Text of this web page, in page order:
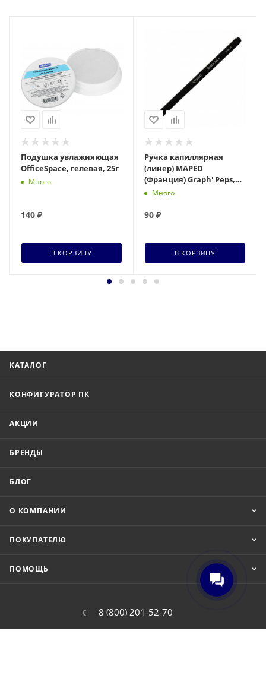
Подушка увлажняющая
OfficeSpace, гелевая, 25г
Много
140 ₽
В КОРЗИНУ
Ручка капиллярная
(линер) MAPED
(Франция) Graph' Peps,
ЧЕРНАЯ, трехгранная,
Много
90 ₽
В КОРЗИНУ
КАТАЛОГ
КОНФИГУРАТОР ПК
АКЦИИ
БРЕНДЫ
БЛОГ
О КОМПАНИИ
ПОКУПАТЕЛЮ
ПОМОЩЬ
8 (800) 201-52-70
order@cit.ru